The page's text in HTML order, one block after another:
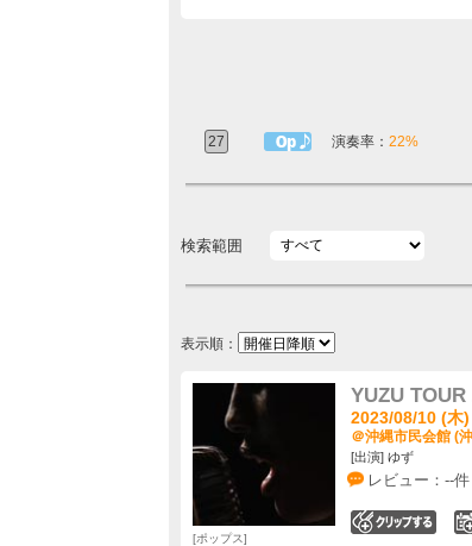
27 1曲目定番
演奏率： 22%
検索範囲
表示順：
YUZU
2023/08/10 (
＠沖縄市民会館 (
[出演] ゆず
レビュー：--件
ポップス